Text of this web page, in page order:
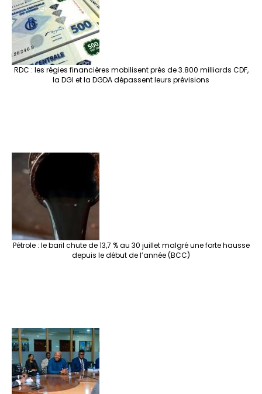
RDC : les régies financières mobilisent près de 3.800 milliards CDF,
la DGI et la DGDA dépassent leurs prévisions
Pétrole : le baril chute de 13,7 % au 30 juillet malgré une forte hausse
depuis le début de l’année (BCC)